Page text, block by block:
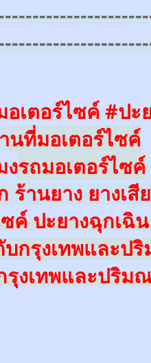
เตอร์ไซค์ #ปะ
นที่มอเตอร์ไซค์
งรถมอเตอร์ไซค์
ร้านยาง ยางเสีย
ค์ ปะยางฉุกเฉิ
บกรุงเทพและป
รุงเทพและปริม